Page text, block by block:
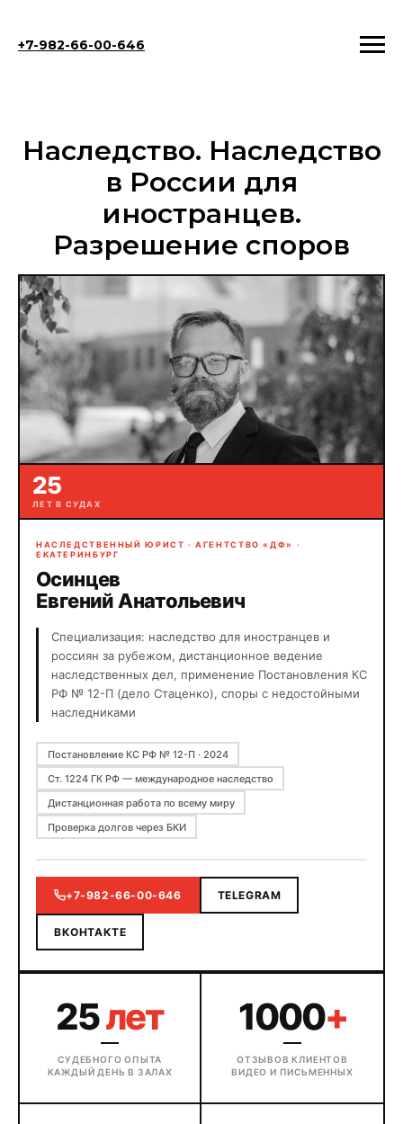
+7-982-66-00-646
Наследство. Наследство
в России для
иностранцев.
Разрешение споров
25
ЛЕТ В СУДАХ
НАСЛЕДСТВЕННЫЙ ЮРИСТ · АГЕНТСТВО «ДФ» ·
ЕКАТЕРИНБУРГ
Осинцев
Евгений Анатольевич
Специализация: наследство для иностранцев и
россиян за рубежом, дистанционное ведение
наследственных дел, применение Постановления КС
РФ № 12-П (дело Стаценко), споры с недостойными
наследниками
Постановление КС РФ № 12-П · 2024
Ст. 1224 ГК РФ — международное наследство
Дистанционная работа по всему миру
Проверка долгов через БКИ
+7-982-66-00-646 TELEGRAM
ВКОНТАКТЕ
25лет
СУДЕБНОГО ОПЫТА
КАЖДЫЙ ДЕНЬ В ЗАЛАХ
1000+
ОТЗЫВОВ КЛИЕНТОВ
ВИДЕО И ПИСЬМЕННЫХ